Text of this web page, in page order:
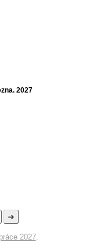
2027
➜
2027.